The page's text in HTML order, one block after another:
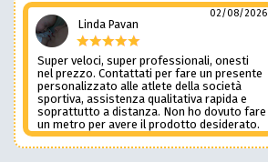
Linda Pavan
02/08/2026
Super veloci, super professionali, onesti
nel prezzo. Contattati per fare un presente
personalizzato alle atlete della società
sportiva, assistenza qualitativa rapida e
soprattutto a distanza. Non ho dovuto fare
un metro per avere il prodotto desiderato.
Una assistenza del genere è rara e
preziosa. Credo li contatterò ancora in